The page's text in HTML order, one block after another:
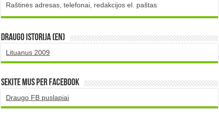
Raštinės adresas, telefonai, redakcijos el. paštas
DRAUGO istorija (EN)
Lituanus 2009
Sekite mus per Facebook
Draugo FB puslapiai